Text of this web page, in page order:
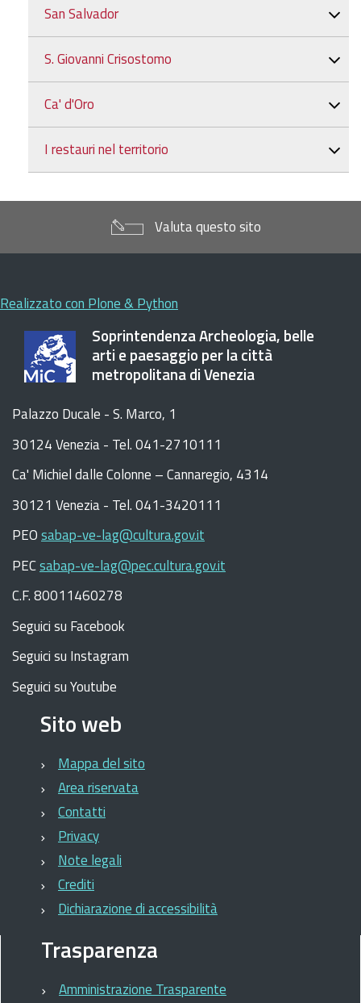
San Salvador
S. Giovanni Crisostomo
Ca' d'Oro
I restauri nel territorio
Valuta questo sito
Realizzato con Plone & Python
Soprintendenza Archeologia, belle
arti e paesaggio per la città
metropolitana di Venezia
Palazzo Ducale - S. Marco, 1
30124 Venezia - Tel. 041-2710111
Ca' Michiel dalle Colonne – Cannaregio, 4314
30121 Venezia - Tel. 041-3420111
PEOsabap-ve-lag@cultura.gov.it
PECsabap-ve-lag@pec.cultura.gov.it
C.F. 80011460278
Seguici su Facebook
Seguici su Instagram
Seguici su Youtube
Sito web
Mappa del sito
Area riservata
Contatti
Privacy
Note legali
Crediti
Dichiarazione di accessibilità
Trasparenza
Amministrazione Trasparente